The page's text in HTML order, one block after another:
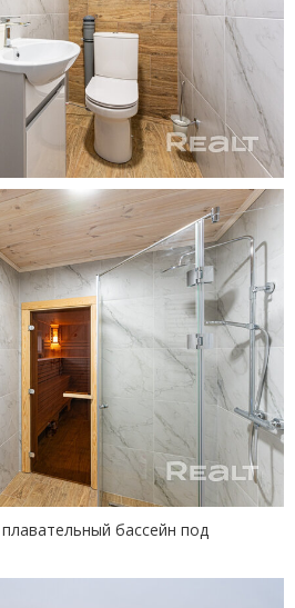
бассейн под